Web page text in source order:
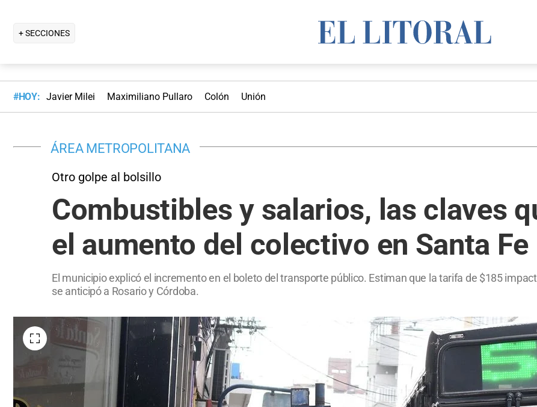
+ SECCIONES
#HOY: Javier Milei Maximiliano Pullaro Colón Unión
ÁREA METROPOLITANA
Otro golpe al bolsillo
Combustibles y salarios, las claves
el aumento del colectivo en Santa Fe
El municipio explicó el incremento en el boleto del transporte público. Estiman que la tarifa de $185
se anticipó a Rosario y Córdoba.